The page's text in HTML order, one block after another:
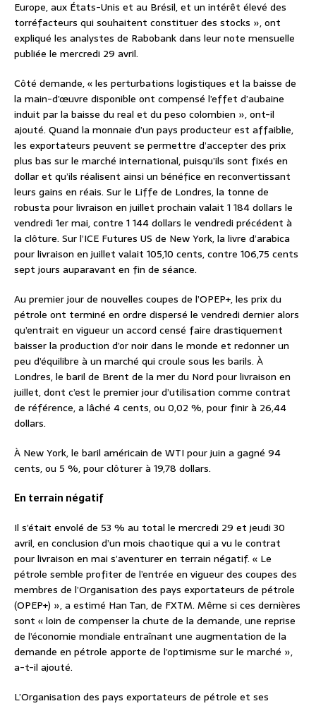
Europe, aux États-Unis et au Brésil, et un intérêt élevé des
torréfacteurs qui souhaitent constituer des stocks », ont
expliqué les analystes de Rabobank dans leur note mensuelle
publiée le mercredi 29 avril.
Côté demande, « les perturbations logistiques et la baisse de
la main-d’œuvre disponible ont compensé l’effet d’aubaine
induit par la baisse du real et du peso colombien », ont-il
ajouté. Quand la monnaie d’un pays producteur est affaiblie,
les exportateurs peuvent se permettre d’accepter des prix
plus bas sur le marché international, puisqu’ils sont fixés en
dollar et qu’ils réalisent ainsi un bénéfice en reconvertissant
leurs gains en réais. Sur le Liffe de Londres, la tonne de
robusta pour livraison en juillet prochain valait 1 184 dollars le
vendredi 1er mai, contre 1 144 dollars le vendredi précédent à
la clôture. Sur l’ICE Futures US de New York, la livre d’arabica
pour livraison en juillet valait 105,10 cents, contre 106,75 cents
sept jours auparavant en fin de séance.
Au premier jour de nouvelles coupes de l’OPEP+, les prix du
pétrole ont terminé en ordre dispersé le vendredi dernier alors
qu’entrait en vigueur un accord censé faire drastiquement
baisser la production d’or noir dans le monde et redonner un
peu d’équilibre à un marché qui croule sous les barils. À
Londres, le baril de Brent de la mer du Nord pour livraison en
juillet, dont c’est le premier jour d’utilisation comme contrat
de référence, a lâché 4 cents, ou 0,02 %, pour finir à 26,44
dollars.
À New York, le baril américain de WTI pour juin a gagné 94
cents, ou 5 %, pour clôturer à 19,78 dollars.
En terrain négatif
Il s’était envolé de 53 % au total le mercredi 29 et jeudi 30
avril, en conclusion d’un mois chaotique qui a vu le contrat
pour livraison en mai s’aventurer en terrain négatif. « Le
pétrole semble profiter de l’entrée en vigueur des coupes des
membres de l’Organisation des pays exportateurs de pétrole
(OPEP+) », a estimé Han Tan, de FXTM. Même si ces dernières
sont « loin de compenser la chute de la demande, une reprise
de l’économie mondiale entraînant une augmentation de la
demande en pétrole apporte de l’optimisme sur le marché »,
a-t-il ajouté.
L’Organisation des pays exportateurs de pétrole et ses